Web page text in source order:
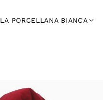
LA PORCELLANA BIANCA